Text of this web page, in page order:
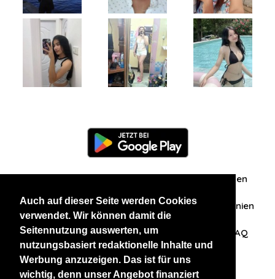
Auch auf dieser Seite werden Cookies
verwendet. Wir können damit die
Seitennutzung auswerten, um
nutzungsbasiert redaktionelle Inhalte und
Werbung anzuzeigen. Das ist für uns
wichtig, denn unser Angebot finanziert
Zuschriften/Erfahrungen
Datenschutzerklärung AGB Datenschutzrichtlinien
Nehmen Sie Kontakt mit uns auf FAQ
Unsere anderen Websites